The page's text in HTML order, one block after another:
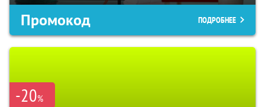
Промокод ПОДРОБНЕЕ
-20%